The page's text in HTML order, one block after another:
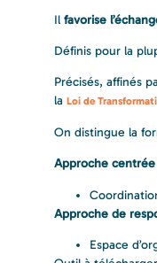
Il favorise
Définis pour la
Précisés, affinés
la Loi de
On distingue la
Approche
Approche de
Espace